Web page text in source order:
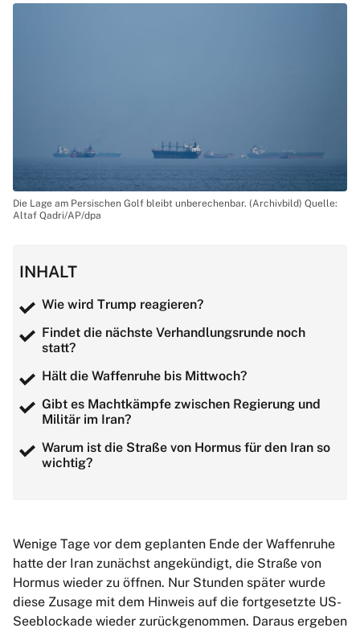
Die Lage am Persischen Golf bleibt unberechenbar. (Archivbild) Quelle:
Altaf Qadri/AP/dpa
INHALT
Wie wird Trump reagieren?
Findet die nächste Verhandlungsrunde noch
statt?
Hält die Waffenruhe bis Mittwoch?
Gibt es Machtkämpfe zwischen Regierung und
Militär im Iran?
Warum ist die Straße von Hormus für den Iran so
wichtig?
Wenige Tage vor dem geplanten Ende der Waffenruhe
hatte der Iran zunächst angekündigt, die Straße von
Hormus wieder zu öffnen. Nur Stunden später wurde
diese Zusage mit dem Hinweis auf die fortgesetzte US-
Seeblockade wieder zurückgenommen. Daraus ergeben